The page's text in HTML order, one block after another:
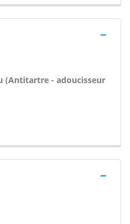
(Antitartre - adoucisseur